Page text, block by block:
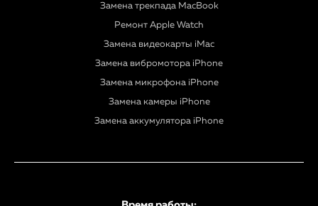
Замена трекпада MacBook
Ремонт Apple Watch
Замена видеокарты iMac
Замена вибромотора iPhone
Замена микрофона iPhone
Замена камеры iPhone
Замена аккумулятора iPhone